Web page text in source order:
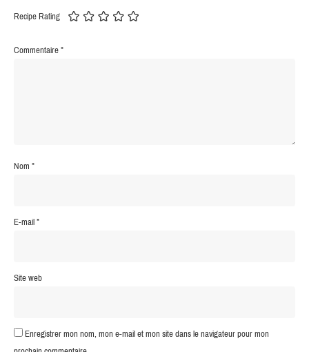
Recipe Rating
Commentaire*
Nom*
E-mail*
Site web
Enregistrer mon nom, mon e-mail et mon site dans le navigateur pour mon